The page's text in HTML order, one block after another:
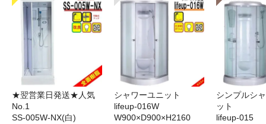
★翌営業日発送★人気
No.1
SS-005W-NX(白)
シャワーユニット
lifeup-016W
W900×D900×H2160
シンプルシ
ット
lifeup-015